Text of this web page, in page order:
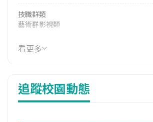
技職群類
藝術群影視類
114年學費
37,913 元/學期
12,930 元/學期
114年註冊率
看更多
追蹤校園動態